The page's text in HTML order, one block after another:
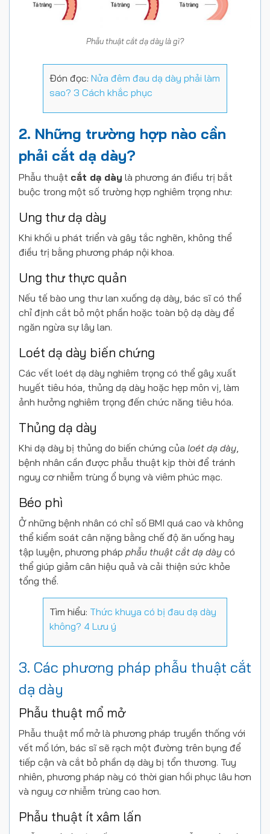
Phẫu thuật cắt dạ dày là gì?
Đón đọc: Nửa đêm đau dạ dày phải làm
sao? 3 Cách khắc phục
2. Những trường hợp nào cần
phải cắt dạ dày?
Phẫu thuật cắt dạ dày là phương án điều trị bắt
buộc trong một số trường hợp nghiêm trọng như:
Ung thư dạ dày
Khi khối u phát triển và gây tắc nghẽn, không thể
điều trị bằng phương pháp nội khoa.
Ung thư thực quản
Nếu tế bào ung thư lan xuống dạ dày, bác sĩ có thể
chỉ định cắt bỏ một phần hoặc toàn bộ dạ dày để
ngăn ngừa sự lây lan.
Loét dạ dày biến chứng
Các vết loét dạ dày nghiêm trọng có thể gây xuất
huyết tiêu hóa, thủng dạ dày hoặc hẹp môn vị, làm
ảnh hưởng nghiêm trọng đến chức năng tiêu hóa.
Thủng dạ dày
Khi dạ dày bị thủng do biến chứng của loét dạ dày,
bệnh nhân cần được phẫu thuật kịp thời để tránh
nguy cơ nhiễm trùng ổ bụng và viêm phúc mạc.
Béo phì
Ở những bệnh nhân có chỉ số BMI quá cao và không
thể kiểm soát cân nặng bằng chế độ ăn uống hay
tập luyện, phương pháp phẫu thuật cắt dạ dày có
thể giúp giảm cân hiệu quả và cải thiện sức khỏe
tổng thể.
Tìm hiểu: Thức khuya có bị đau dạ dày
không? 4 Lưu ý
3. Các phương pháp phẫu thuật cắt
dạ dày
Phẫu thuật mổ mở
Phẫu thuật mổ mở là phương pháp truyền thống với
vết mổ lớn, bác sĩ sẽ rạch một đường trên bụng để
tiếp cận và cắt bỏ phần dạ dày bị tổn thương. Tuy
nhiên, phương pháp này có thời gian hồi phục lâu hơn
và nguy cơ nhiễm trùng cao hơn.
Phẫu thuật ít xâm lấn